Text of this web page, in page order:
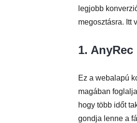
legjobb
megosztásra. Itt
1.
Ez a webalapú
magában
hogy több időt
gondja lenne a